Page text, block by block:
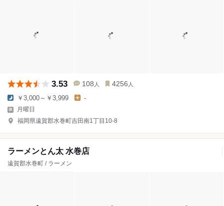
3.53 108 人 4256 人
￥3,000～￥3,999 -
月曜日
福岡県遠賀郡水巻町吉田南1丁目10-8
ラーメンとん太 水巻店
遠賀郡水巻町 / ラーメン